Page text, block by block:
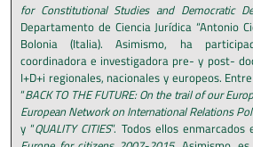
for Constitutional Studies and Democratic
Departamento de Ciencia Jurídica “Antonio
Bolonia (Italia). Asimismo, ha
coordinadora e investigadora pre- y post-
I+D+i regionales, nacionales y europeos.
“BACK TO THE FUTURE: On the trail of our
European Network on International Relations
y “QUALITY CITIES”. Todos ellos